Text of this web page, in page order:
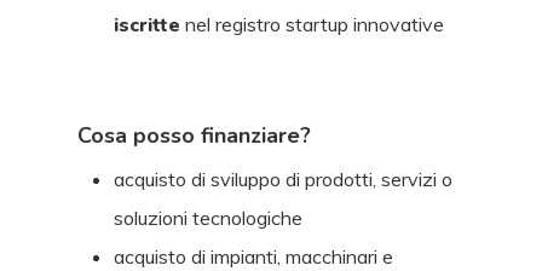
iscritte nel registro startup innovative
Cosa posso finanziare?
acquisto di sviluppo di prodotti, servizi o
soluzioni tecnologiche
acquisto di impianti, macchinari e